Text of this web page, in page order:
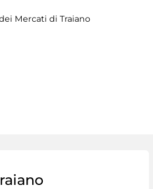
Mercati di Traiano